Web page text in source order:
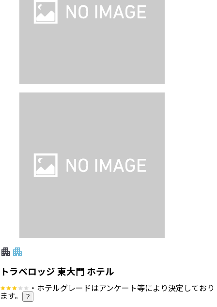
トラベロッジ 東大門 ホテル
・ホテルグレードはアンケート等により決定しており
ます。 ?